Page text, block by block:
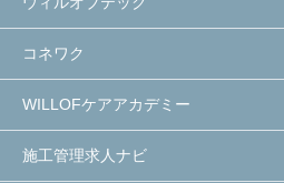
コネワク
WILLOFケアアカデミー
施工管理求人ナビ